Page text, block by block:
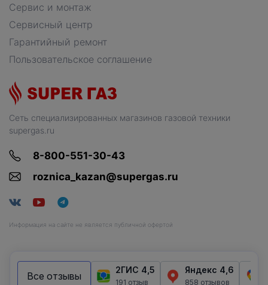
Сеть специализированных магазинов газовой техники
supergas.ru
8-800-551-30-43
roznica_kazan@supergas.ru
Информация на сайте не является публичной офертой
Сервис и монтаж
Сервисный центр
Гарантийный ремонт
Пользовательское соглашение